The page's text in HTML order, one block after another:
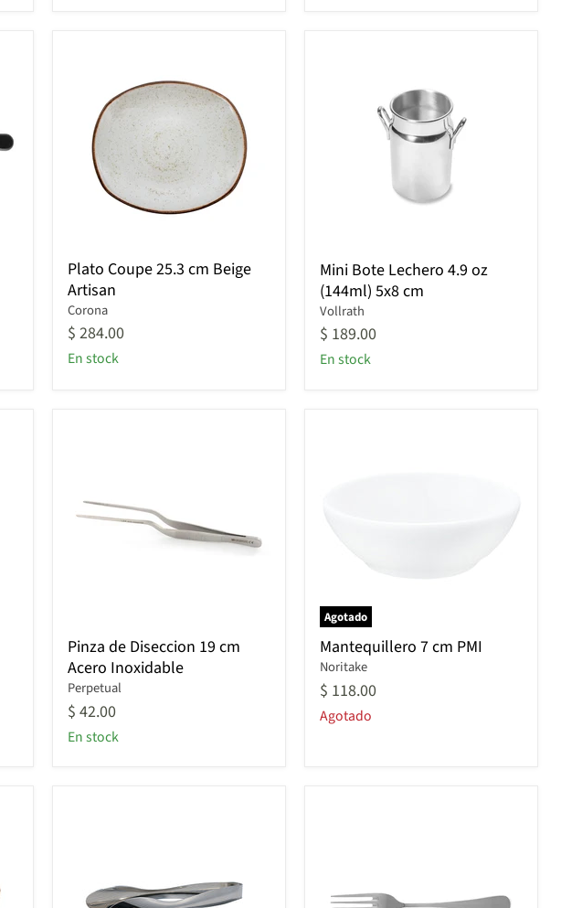
Plato
Coupe
25.3
cm
Beige
Artisan
Plato Coupe 25.3 cm Beige
Artisan
Corona
$ 284.00
En stock
Mini
Bote
Lechero
4.9
oz
(144ml)
5x8
Mini Bote Lechero 4.9 oz
(144ml) 5x8 cm
Vollrath
$ 189.00
En stock
Pinza
de
Diseccion
19
cm
Acero
Inoxidable
Pinza de Diseccion 19 cm
Acero Inoxidable
Perpetual
$ 42.00
En stock
Agotado
Mantequillero
7
cm
PMI
Mantequillero 7 cm PMI
Noritake
$ 118.00
Agotado